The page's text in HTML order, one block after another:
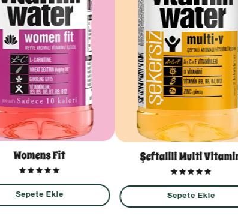
Womens Fit
Sepete Ekle
Şeftalili Multi
Sepete Ekle